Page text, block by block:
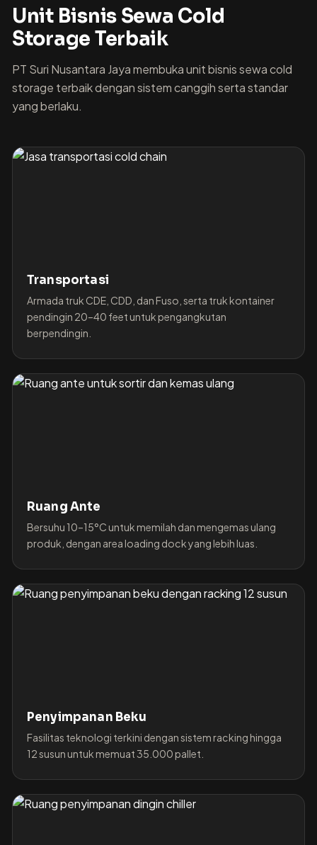
Unit Bisnis Sewa Cold
Storage Terbaik
PT Suri Nusantara Jaya membuka unit bisnis sewa cold
storage terbaik dengan sistem canggih serta standar
yang berlaku.
Transportasi
Armada truk CDE, CDD, dan Fuso, serta truk kontainer
pendingin 20–40 feet untuk pengangkutan
berpendingin.
Ruang Ante
Bersuhu 10–15°C untuk memilah dan mengemas ulang
produk, dengan area loading dock yang lebih luas.
Penyimpanan Beku
Fasilitas teknologi terkini dengan sistem racking hingga
12 susun untuk memuat 35.000 pallet.